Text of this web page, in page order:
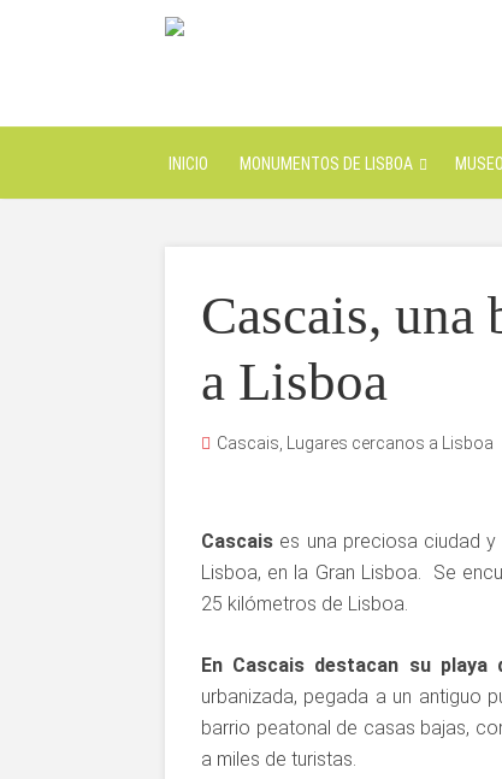
INICIO MONUMENTOS DE LISBOA
Cascais, una
a Lisboa
Cascais Lugares cercanos a Lisboa
Cascais es una preciosa ciudad
Lisboa, en la Gran Lisboa. Se
25 kilómetros de Lisboa.
En Cascais destacan su
urbanizada, pegada a un antiguo
barrio peatonal de casas bajas,
a miles de turistas.